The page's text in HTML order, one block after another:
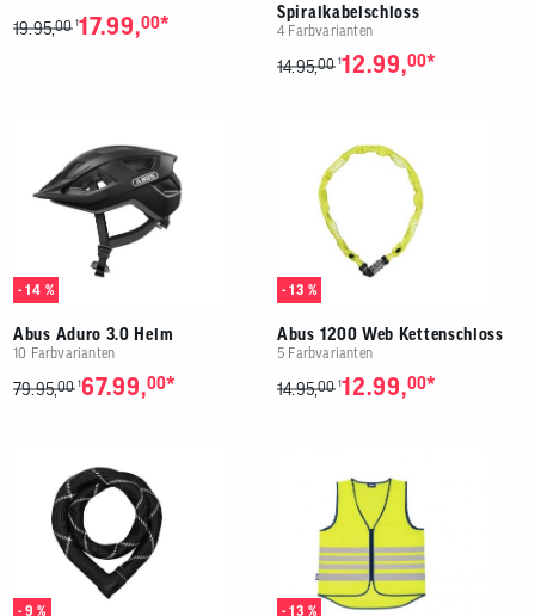
19.95,00 117.99,00*
Spiralkabelschloss
4 Farbvarianten
14.95,00 112.99,00*
- 14 %
Abus Aduro 3.0 Helm
10 Farbvarianten
79.95,00 167.99,00*
- 13 %
Abus 1200 Web Kettenschloss
5 Farbvarianten
14.95,00 112.99,00*
- 9 % - 13 %